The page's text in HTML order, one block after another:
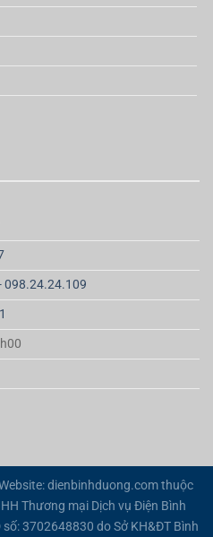
098.24.24.109
dienbinhduong.com thuộc
Thương mại Dịch vụ Điện Bình
3702648830 do Sở KH&ĐT Bình